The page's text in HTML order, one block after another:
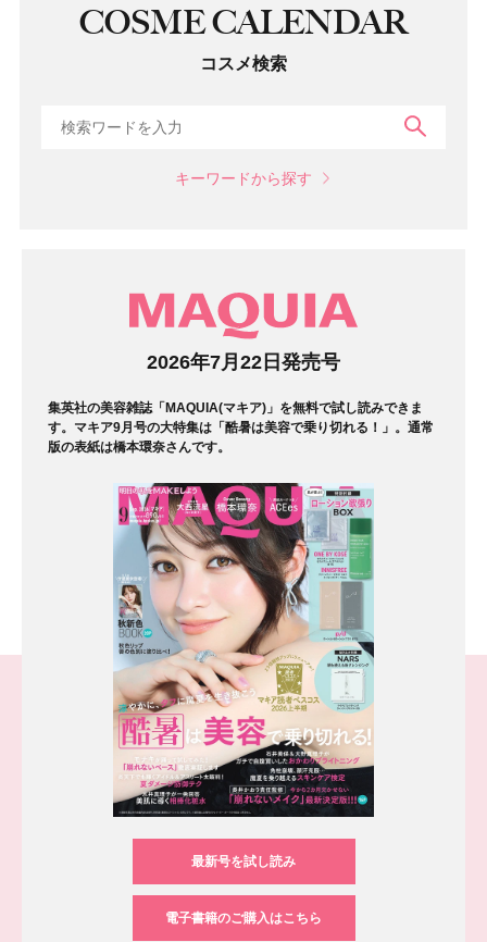
COSME CALENDAR
コスメ検索
キーワードから探す
2026年7月22日発売号
集英社の美容雑誌「MAQUIA(マキア)」を無料で試し読みできま
す。マキア9月号の大特集は「酷暑は美容で乗り切れる！」。通常
版の表紙は橋本環奈さんです。
最新号を試し読み
電子書籍のご購入はこちら